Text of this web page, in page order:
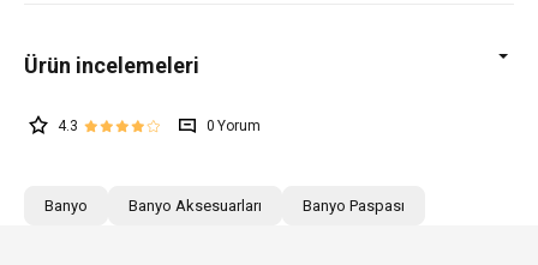
4.3 0
Banyo Banyo Aksesuarları Banyo Paspası